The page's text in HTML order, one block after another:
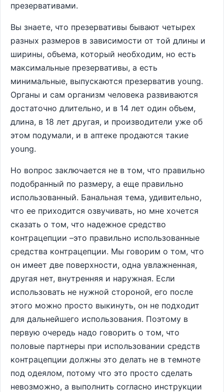
презервативами.
Вы знаете, что презервативы бывают четырех
разных размеров в зависимости от той длины и
ширины, объема, который необходим, но есть
максимальные презервативы, а есть
минимальные, выпускаются презерватив young.
Органы и сам организм человека развиваются
достаточно длительно, и в 14 лет один объем,
длина, в 18 лет другая, и производители уже об
этом подумали, и в аптеке продаются такие
young.
Но вопрос заключается не в том, что правильно
подобранный по размеру, а еще правильно
использованный. Банальная тема, удивительно,
что ее приходится озвучивать, но мне хочется
сказать о том, что надежное средство
контрацепции –это правильно использованные
средства контрацепции. Мы говорим о том, что
он имеет две поверхности, одна увлажненная,
другая нет, внутренняя и наружная. Если
использовать не нужной стороной, его после
этого можно просто выкинуть, он не подходит
для дальнейшего использования. Поэтому в
первую очередь надо говорить о том, что
половые партнеры при использовании средств
контрацепции должны это делать не в темноте
под одеялом, потому что это просто сделать
невозможно, а выполнить согласно инструкции